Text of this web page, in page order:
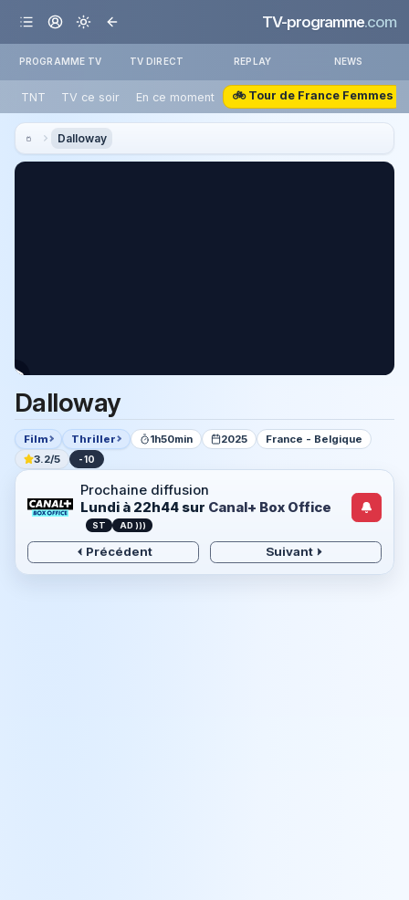
TV-programme.com
PROGRAMME TV TV DIRECT REPLAY NEWS
TNT TV ce soir En ce moment 🚲 Tour de France Femmes
Dalloway
Dalloway
Film Thriller 1h50min 2025
France - Belgique
3.2/5
-10
Prochaine diffusion
Lundi à 22h44sur Canal+ Box Office
ST AD )))
Précédent Suivant